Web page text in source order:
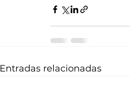
Entradas relacionadas